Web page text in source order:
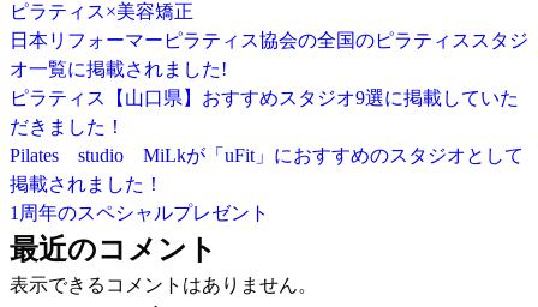
ピラティス×美容矯正
日本リフォーマーピラティス協会の全国のピラティススタジ
オ一覧に掲載されました!
ピラティス【山口県】おすすめスタジオ9選に掲載していた
だきました！
Pilates studio MiLkが「uFit」におすすめのスタジオとして
掲載されました！
1周年のスペシャルプレゼント
最近のコメント
表示できるコメントはありません。